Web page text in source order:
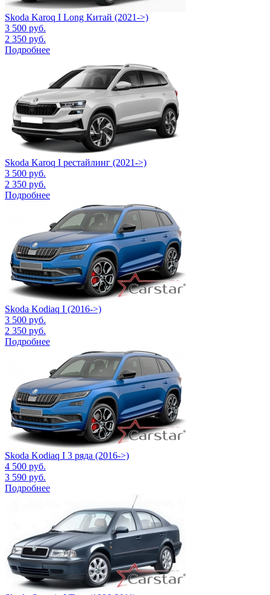
Skoda Karoq I Long Китай (2021->)
3 500 руб.
2 350 руб.
Подробнее
Skoda Karoq I рестайлинг (2021->)
3 500 руб.
2 350 руб.
Подробнее
Skoda Kodiaq I (2016->)
3 500 руб.
2 350 руб.
Подробнее
Skoda Kodiaq I 3 ряда (2016->)
4 500 руб.
3 590 руб.
Подробнее